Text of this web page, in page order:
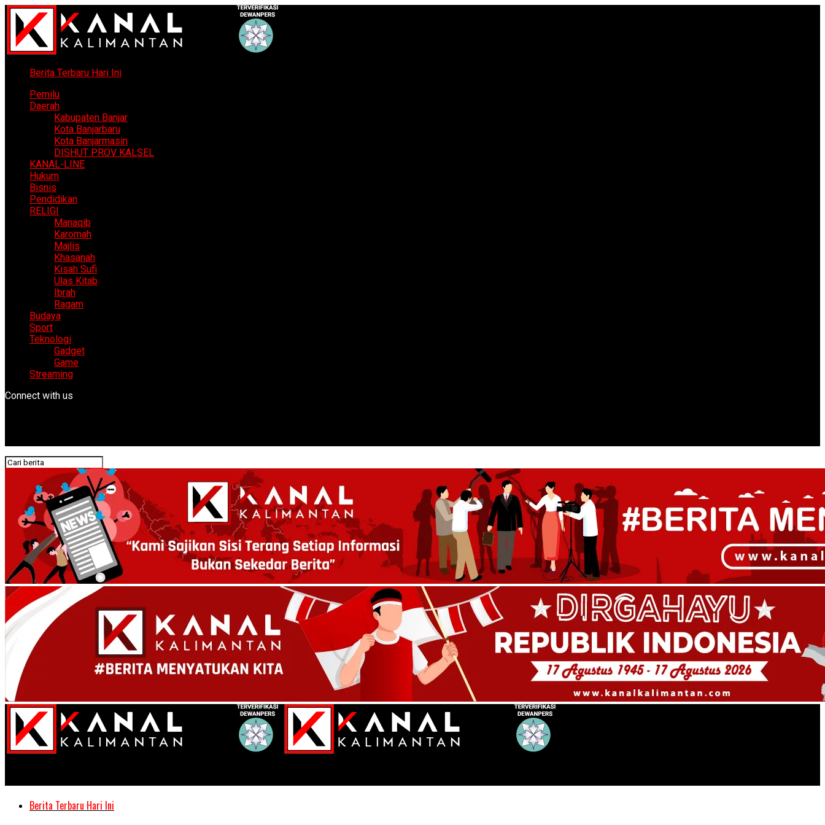
Berita Terbaru Hari Ini
Pemilu
Daerah
Kabupaten Banjar
Kota Banjarbaru
Kota Banjarmasin
DISHUT PROV KALSEL
KANAL-LINE
Hukum
Bisnis
Pendidikan
RELIGI
Manaqib
Karomah
Majlis
Khasanah
Kisah Sufi
Ulas Kitab
Ibrah
Ragam
Budaya
Sport
Teknologi
Gadget
Game
Streaming
Connect with us
Berita Terbaru Hari Ini